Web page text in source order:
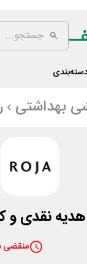
بهداشتی
منقضی